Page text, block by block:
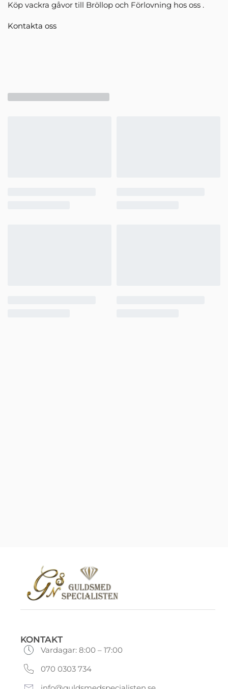
Köp vackra gåvor till Bröllop och Förlovning hos oss .
Kontakta oss
KONTAKT
Vardagar: 8:00 – 17:00
070 0303 734